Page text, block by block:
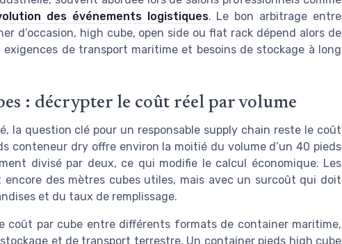
des événements logistiques. Le bon arbitrage entre
d’occasion, high cube, open side ou flat rack dépend alors de
de transport maritime et besoins de stockage à long
: décrypter le coût réel par volume
la question clé pour un responsable supply chain reste le coût
conteneur dry offre environ la moitié du volume d’un 40 pieds
divisé par deux, ce qui modifie le calcul économique. Les
des mètres cubes utiles, mais avec un surcoût qui doit
et du taux de remplissage.
coût par cube entre différents formats de container maritime,
et de transport terrestre. Un container pieds high cube